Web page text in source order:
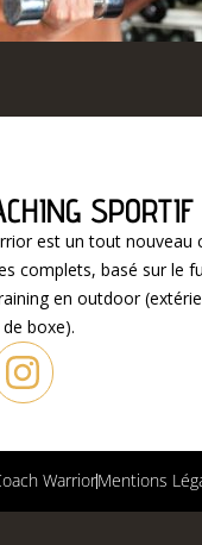
est un tout nouveau
complets, basé sur le
en outdoor
boxe).
WarriorMentions